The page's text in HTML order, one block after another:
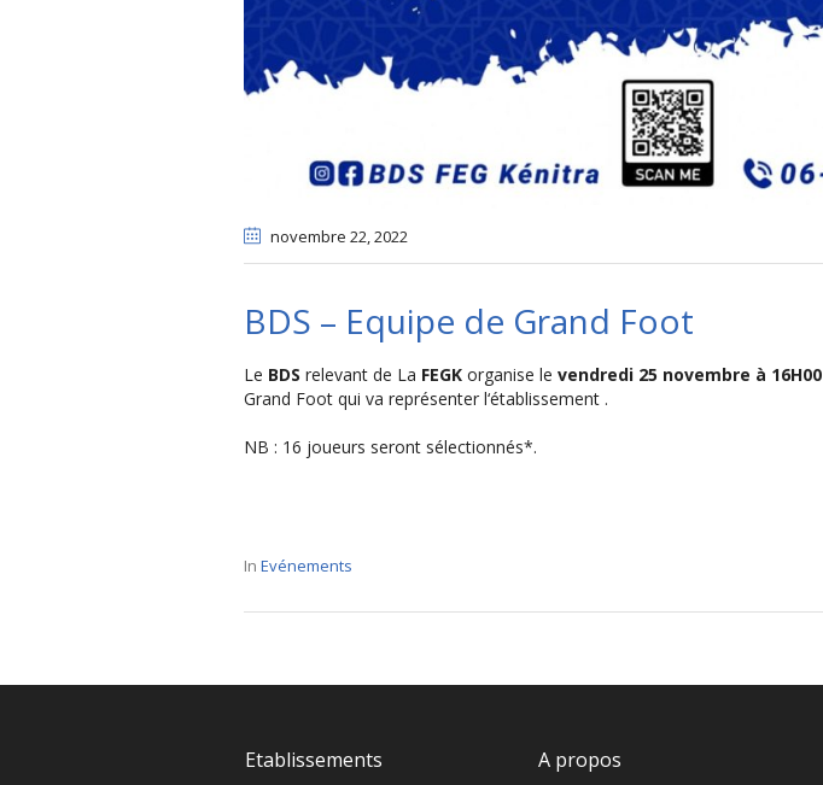
novembre 22 , 2022
BDS – Equipe de Grand Foot
Le BDS relevant de La FEGK organise le vendredi 25 novembre à 16H00
Grand Foot qui va représenter l‘établissement .
NB : 16 joueurs seront sélectionnés*.
In Evénements
Etablissements A propos